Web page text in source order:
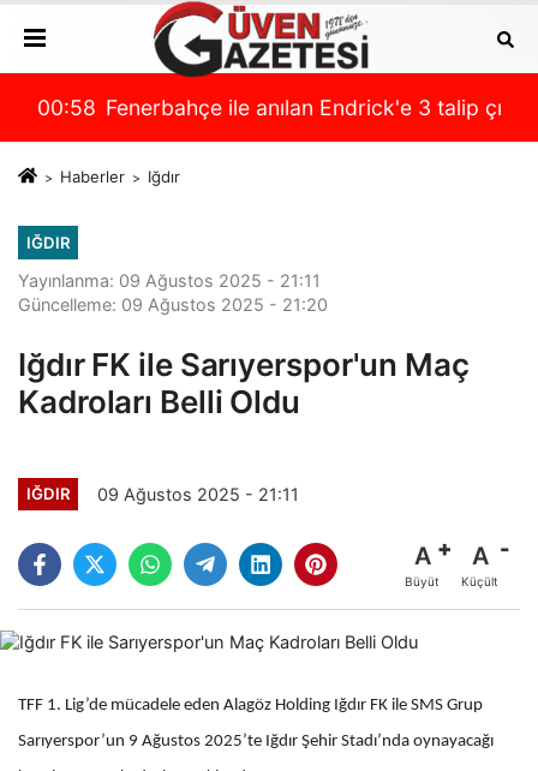
son durum
çıktı!
00:58 Ankara'da 8 koşuluk kritik program! İşte
Haberler Iğdır
IĞDIR
Yayınlanma: 09 Ağustos 2025 - 21:11
Güncelleme: 09 Ağustos 2025 - 21:20
Iğdır FK ile Sarıyerspor'un Maç
Kadroları Belli Oldu
IĞDIR 09 Ağustos 2025 - 21:11
A
Büyüt
A
Küçült
TFF 1. Lig’de mücadele eden Alagöz Holding Iğdır FK ile SMS Grup
Sarıyerspor’un 9 Ağustos 2025’te Iğdır Şehir Stadı’nda oynayacağı